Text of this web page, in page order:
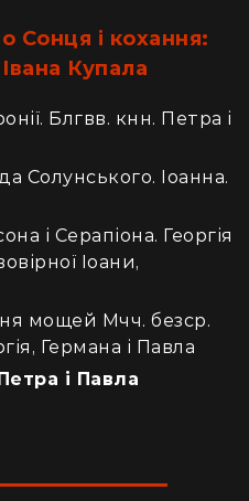
Сонця і кохання:
Купала
Блгвв. кнн. Петра і
Солунського. Іоанна.
і Серапіона. Георгія
Іоани,
мощей Мчч. безср.
Германа і Павла
і Павла